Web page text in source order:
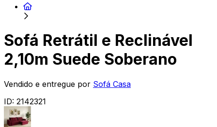
Sofá Retrátil e Reclinável
2,10m Suede Soberano
Vendido e entregue por Sofá Casa
ID: 2142321